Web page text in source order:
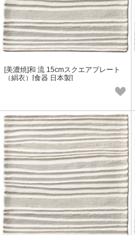
[美濃焼]和 流 15cmスクエアプレート
（絹衣）[食器 日本製]